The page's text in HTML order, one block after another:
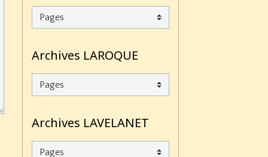
Archives LAROQUE
Archives LAVELANET